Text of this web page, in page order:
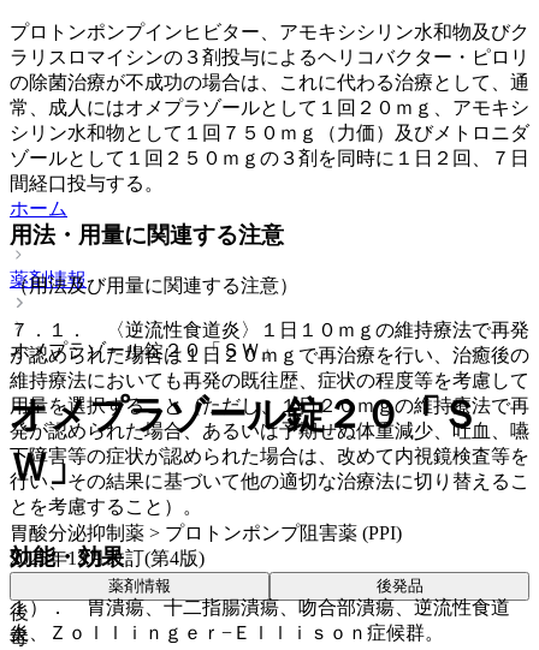
プロトンポンプインヒビター、アモキシシリン水和物及びク
ラリスロマイシンの３剤投与によるヘリコバクター・ピロリ
の除菌治療が不成功の場合は、これに代わる治療として、通
常、成人にはオメプラゾールとして１回２０ｍｇ、アモキシ
シリン水和物として１回７５０ｍｇ（力価）及びメトロニダ
ゾールとして１回２５０ｍｇの３剤を同時に１日２回、７日
間経口投与する。
用法・用量に関連する注意
（用法及び用量に関連する注意）
７．１． 〈逆流性食道炎〉１日１０ｍｇの維持療法で再発
が認められた場合は１日２０ｍｇで再治療を行い、治癒後の
維持療法においても再発の既往歴、症状の程度等を考慮して
用量を選択すること（ただし、１日２０ｍｇの維持療法で再
発が認められた場合、あるいは予期せぬ体重減少、吐血、嚥
下障害等の症状が認められた場合は、改めて内視鏡検査等を
行い、その結果に基づいて他の適切な治療法に切り替えるこ
とを考慮すること）。
効能・効果
１）． 胃潰瘍、十二指腸潰瘍、吻合部潰瘍、逆流性食道
炎、Ｚｏｌｌｉｎｇｅｒ−Ｅｌｌｉｓｏｎ症候群。
ホーム
薬剤情報
オメプラゾール錠２０「ＳＷ」
オメプラゾール錠２０「Ｓ
Ｗ」
胃酸分泌抑制薬 > プロトンポンプ阻害薬 (PPI)
2025年12月改訂(第4版)
薬剤情報 後発品
後
毒